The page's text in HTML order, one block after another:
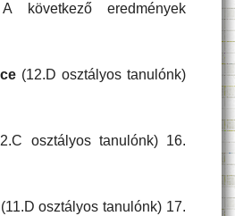
A következő eredmények
(12.D osztályos tanulónk)
osztályos tanulónk) 16.
(11.D osztályos tanulónk) 17.